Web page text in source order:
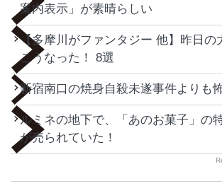
案内表示」が素晴らしい
【多摩川がファンタジー 他】昨日の
こうなった！ 8選
新宿南口の焼身自殺未遂事件よりも
ルミネの地下で、「あのお菓子」の
が売られていた！